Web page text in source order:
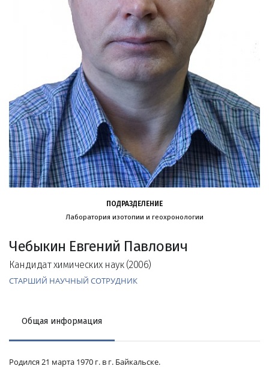
ПОДРАЗДЕЛЕНИЕ
Лаборатория изотопии и геохронологии
Чебыкин Евгений Павлович
Кандидат химических наук (2006)
СТАРШИЙ НАУЧНЫЙ СОТРУДНИК
Общая информация
Родился 21 марта 1970 г. в г. Байкальске.